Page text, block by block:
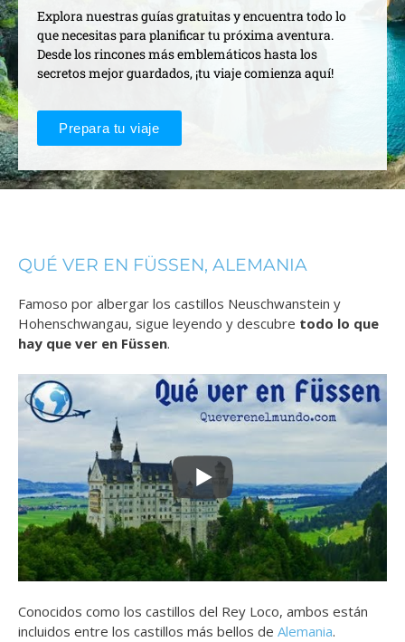
Explora nuestras guías gratuitas y encuentra todo lo
que necesitas para planificar tu próxima aventura.
Desde los rincones más emblemáticos hasta los
secretos mejor guardados, ¡tu viaje comienza aquí!
Prepara tu viaje
QUÉ VER EN FÜSSEN, ALEMANIA
Famoso por albergar los castillos Neuschwanstein y
Hohenschwangau, sigue leyendo y descubre todo lo que
hay que ver en Füssen.
Conocidos como los castillos del Rey Loco, ambos están
incluidos entre los castillos más bellos de Alemania.